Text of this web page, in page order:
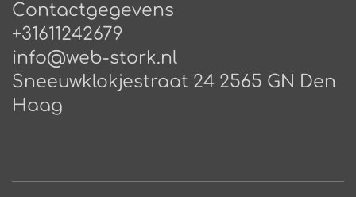
Сontactgegevens
+31611242679
info@web-stork.nl
Sneeuwklokjestraat 24 2565 GN Den
Haag